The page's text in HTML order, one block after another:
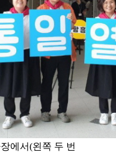
에서(왼쪽 두 번